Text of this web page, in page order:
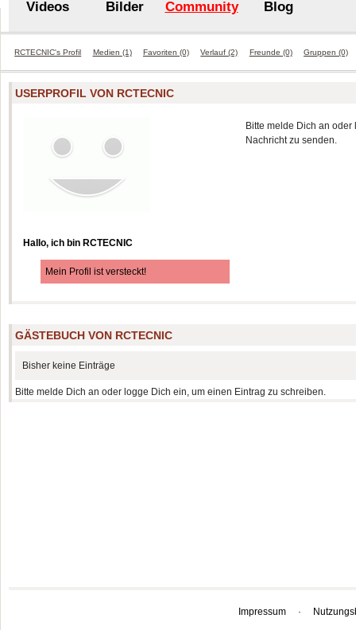
Videos Bilder Community Blog
RCTECNIC's Profil Medien (1) Favoriten (0) Verlauf (2) Freunde (0) Gruppen (0)
USERPROFIL VON RCTECNIC
Hallo, ich bin RCTECNIC
Mein Profil ist versteckt!
Bitte melde Dich an
Nachricht zu senden.
GÄSTEBUCH VON RCTECNIC
Bisher keine Einträge
Bitte melde Dich an oder logge Dich ein, um einen Eintrag zu schreiben.
Impressum ·